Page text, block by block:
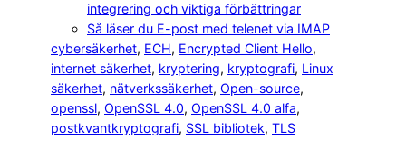
integrering och viktiga förbättringar
Så läser du E-post med telenet via IMAP
cybersäkerhet, ECH, Encrypted Client Hello
internet säkerhet, kryptering, kryptografi, Linux
säkerhet, nätverkssäkerhet, Open-source
openssl, OpenSSL 4.0, OpenSSL 4.0 alfa
postkvantkryptografi, SSL bibliotek, TLS